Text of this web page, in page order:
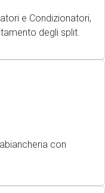
e Condizionatori,
degli split.
con